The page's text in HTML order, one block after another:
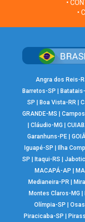
•
•
Angra dos Reis-
Barretos-SP
SP
Boa Vista-RR |
GRANDE-MS
Cláudio-MG
Garanhuns-PE |
Iguapé-SP
Ilha
SP
Itaqui-RS |
MACAPÁ-AP
Medianeira-PR
Montes Claros-MG
Olímpia-SP
|
Piracicaba-SP